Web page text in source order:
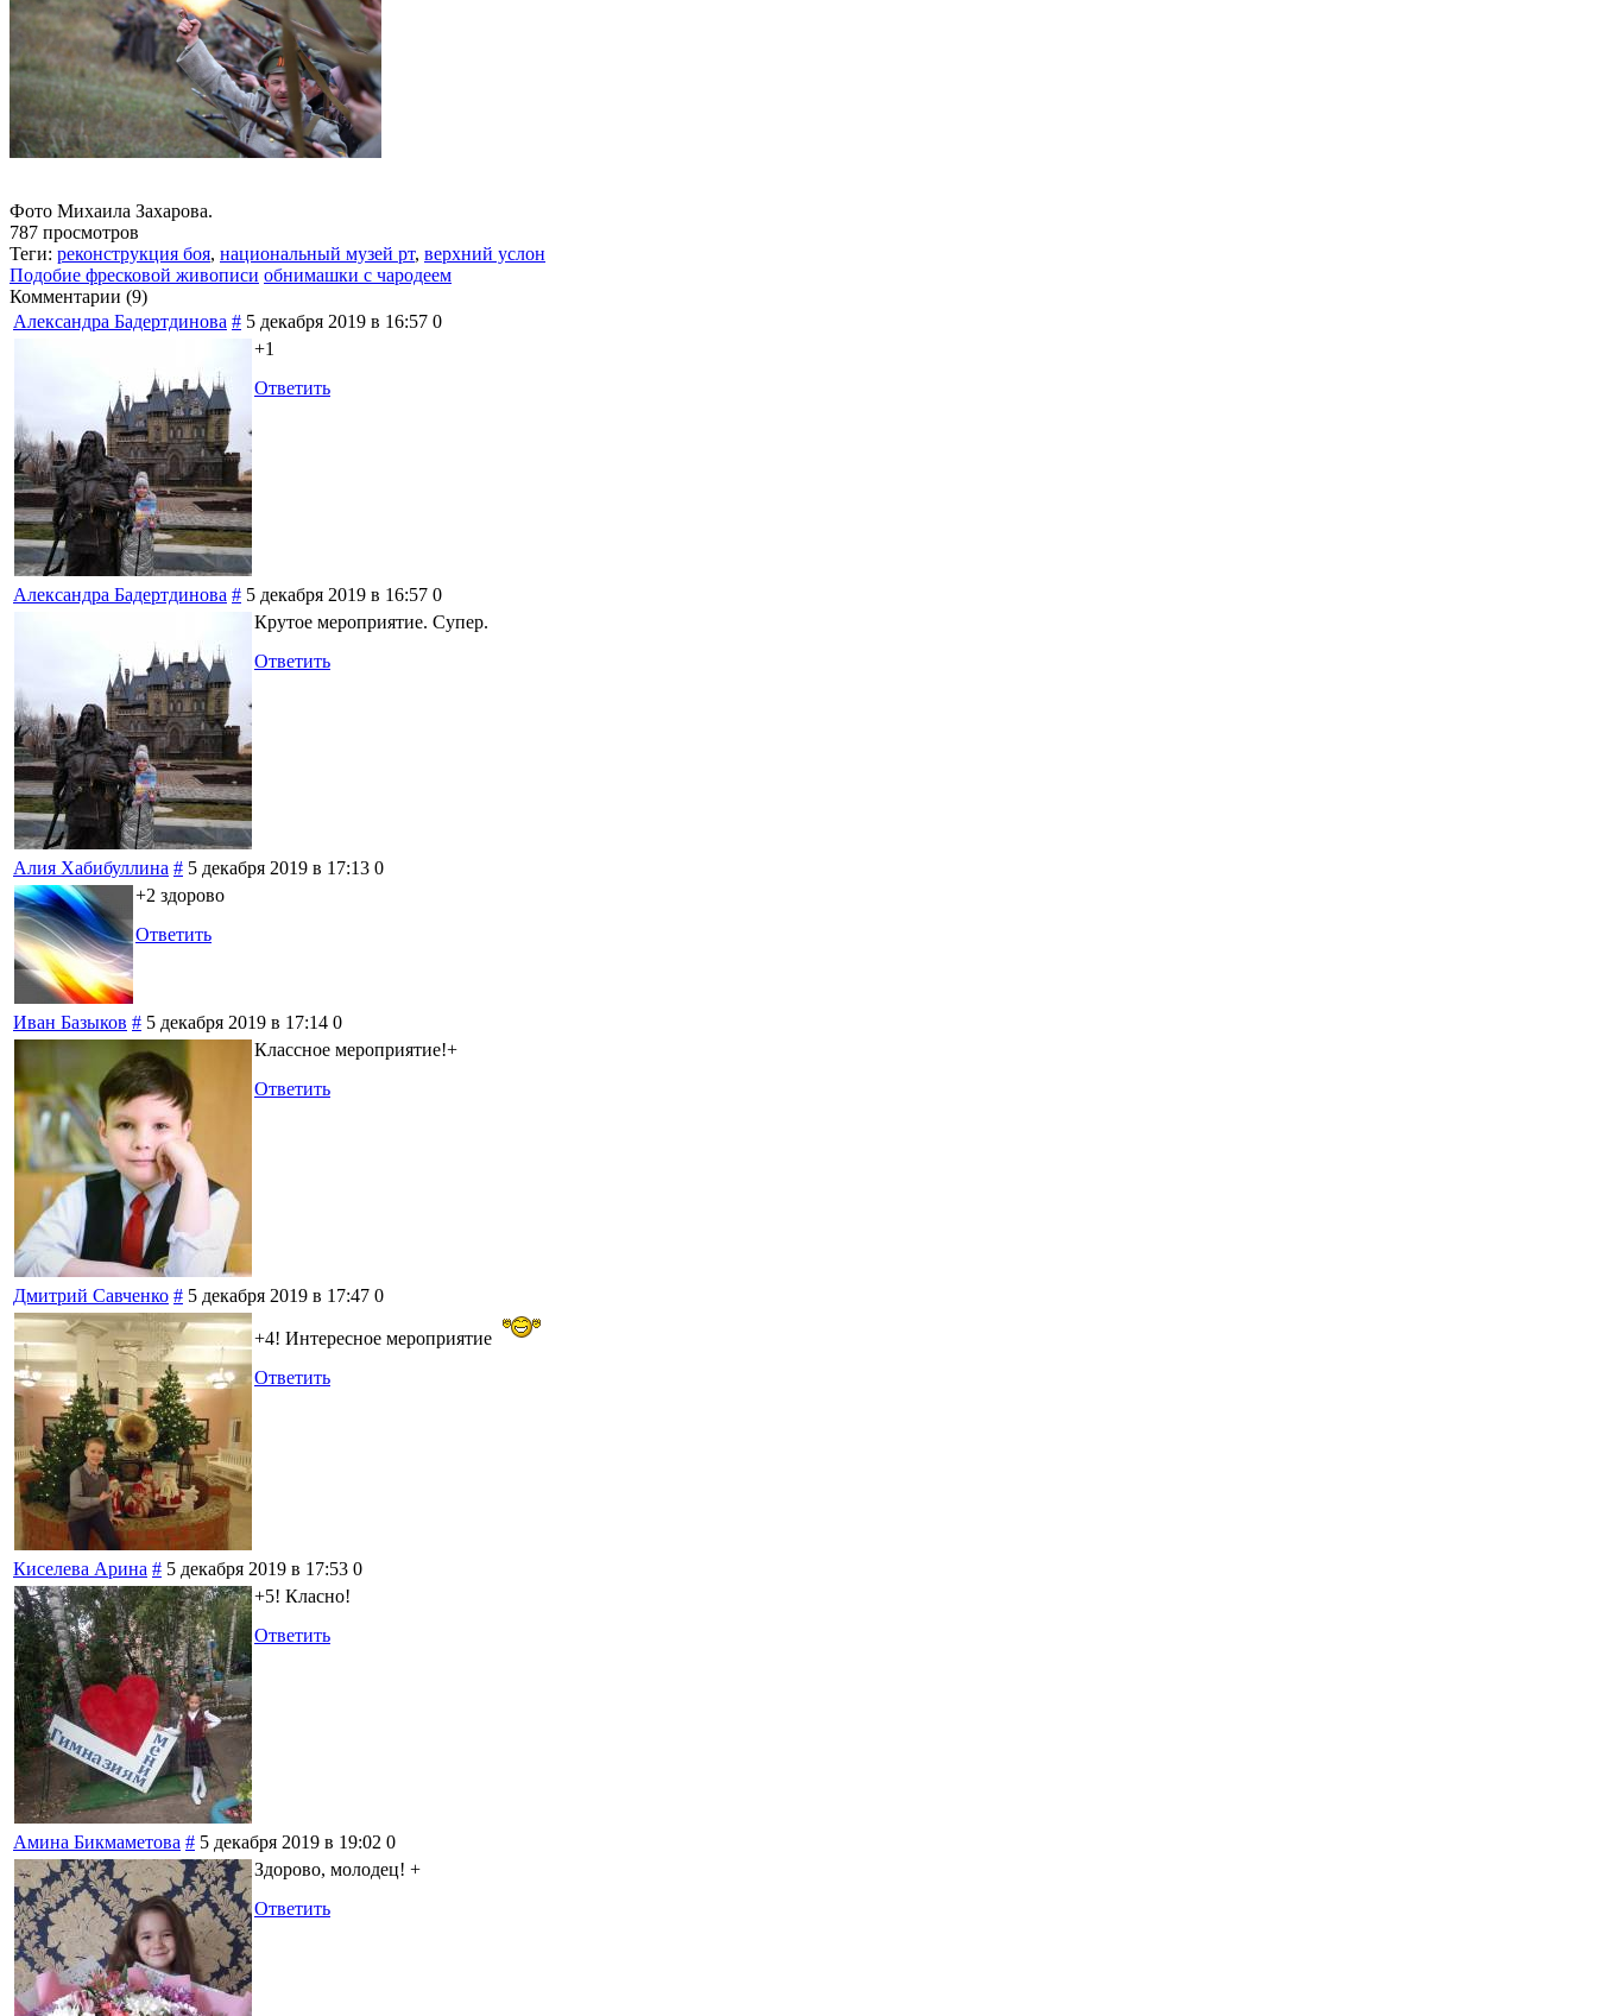
Фото Михаила Захарова.
787 просмотров
Теги: реконструкция боя, национальный музей рт, верхний услон
Подобие фресковой живописи обнимашки с чародеем
Комментарии (9)
Александра Бадертдинова # 5 декабря 2019 в 16:57 0
+1
Ответить
Александра Бадертдинова # 5 декабря 2019 в 16:57 0
Крутое мероприятие. Супер.
Ответить
Алия Хабибуллина # 5 декабря 2019 в 17:13 0
+2 здорово
Ответить
Иван Базыков # 5 декабря 2019 в 17:14 0
Классное мероприятие!+
Ответить
Дмитрий Савченко # 5 декабря 2019 в 17:47 0
+4! Интересное мероприятие
Ответить
Киселева Арина # 5 декабря 2019 в 17:53 0
+5! Класно!
Ответить
Амина Бикмаметова # 5 декабря 2019 в 19:02 0
Здорово, молодец! +
Ответить